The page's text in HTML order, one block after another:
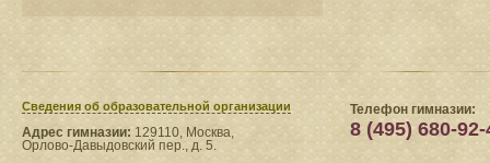
Сведения​ об образовательной организации
Адрес гимназии: 129110, Москва,
Орлово-Давыдовский пер., д. 5.
Телефон гимназии:
8 (495) 680-92-